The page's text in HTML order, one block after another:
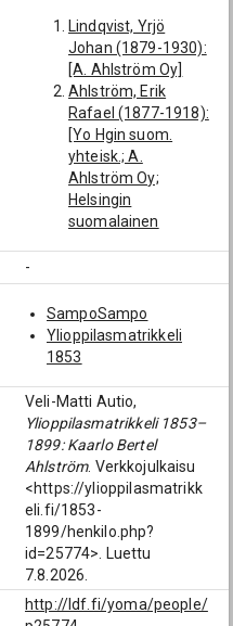
Lindqvist, Yrjö
Johan (1879-1930):
[A. Ahlström Oy]
Ahlström, Erik
Rafael (1877-1918):
[Yo Hgin suom.
yhteisk.; A.
Ahlström Oy;
Helsingin
suomalainen
Walter (1875-1931):
[Yo Hgin suom.
yhteisk.; A.
Ahlström Oy;
suomalainen
yhteiskoulu]
Borg, Max Harald
Eugen (1871-1926):
[A. Ahlström Oy;
1926]
Hall, Ivor Raphael
Oscar (1879-1964):
[A. Ahlström Oy]
Fabritius, Bertel
Herman Henrik
-
SampoSampo
Ylioppilasmatrikkeli
1853
Veli-Matti Autio,
Ylioppilasmatrikkeli 1853–
1899: Kaarlo Bertel
Ahlström. Verkkojulkaisu
<https://ylioppilasmatrikk
eli.fi/1853-
1899/henkilo.php?
id=25774>. Luettu
7.8.2026.
http://ldf.fi/yoma/people/